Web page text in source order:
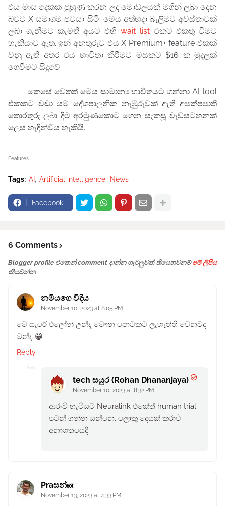
එය මාස දෙකක පුහුණු කරන ලද මොඩලයක් මගින් ලබා දෙන
බවට X සමාගම පවසා සිටී. මෙය අත්හදා බැලීමට අවස්තාවක්
ලබා ගැනීමට කැමති අයට එහි wait list එකට එකතු වීමට
හැකියාව ඇත. ඉන් අනතුරුව එය X Premium+ feature එකක්
වනු ඇති අතර එය භාවිතා කිරීමට මසකට $16 ක මුදලක්
ගෙවීමට සිදුවේ.
කෙසේ වෙතත් මෙය සාමාන්‍ය භාවිතයට ගන්නා AI tool
එකකට වඩා යම් දේශපාලනික නැඹුරුවක් ඇති අපක්ෂපාතී
තොරතුරු ලබා දීම අරමුණකොට ගෙන සැකසූ වැඩසටහනක්
ලෙස හැඳින්විය හැකියි.
Features
Tags: AI Artificial intelligence News
Facebook
6 Comments
Blogger profile එකෙන් comment දාන්න ගැටලුවක් තියෙනවනම්මේ ලිපිය
කියවන්න.
නමියගෙ වීදිය
November 10, 2023 at 8:05 PM
මේ සැරේ එලෝන් උන්ද මෞන පොටකට ලැහැත්ති වෙනවද
මන්ද 😁
Reply
tech සයුර (Rohan Dhananjaya)
November 10, 2023 at 8:32 PM
ආරංචි හැටියට Neuralink එකේත් human trial
පටන් ගන්න යන්නෙ. ලොකු දෙයක් කරාවි
අනාගතයෙදි.
Praසන්ன
November 13, 2023 at 4:33 PM